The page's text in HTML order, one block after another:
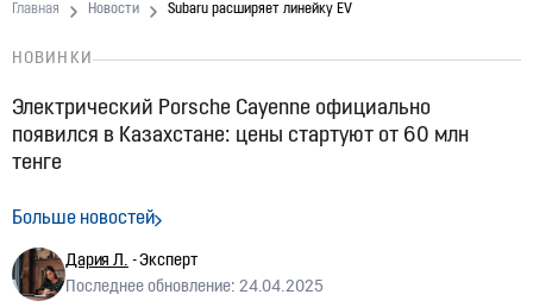
Главная Новости Subaru расширяет линейку EV
Дария Л. - Эксперт
Последнее обновление: 24.04.2025
НОВИНКИ
Электрический Porsche Cayenne официально
появился в Казахстане: цены стартуют от 60 млн
тенге
выделенной полосы на улице Саина
01:03, 24.07.2026
Больше новостей